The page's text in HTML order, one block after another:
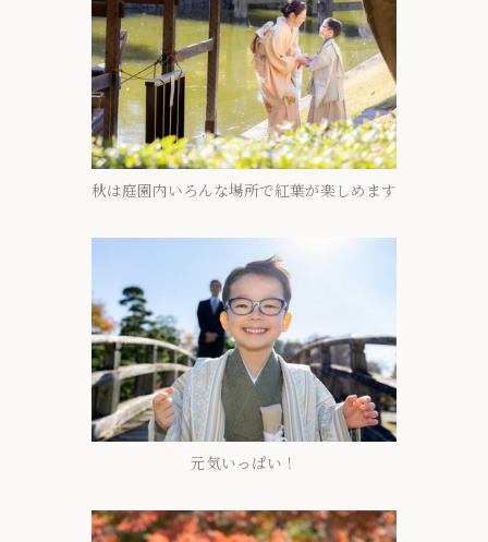
秋は庭園内いろんな場所で紅葉が楽しめます
元気いっぱい！